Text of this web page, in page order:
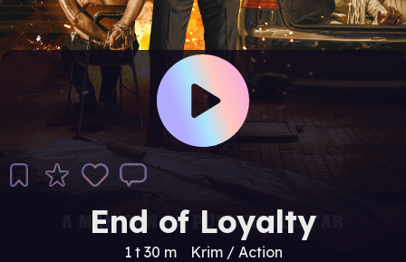
End of Loyalty
1 t 30 m Krim / Action